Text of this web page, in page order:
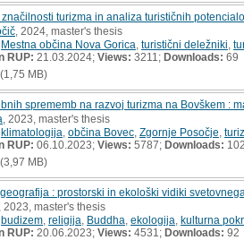
turizma in analiza turističnih
, 2024, master's thesis
Mestna občina Nova Gorica turistični deležniki
RUP: 21.03.2024; Views: 3211; Downloads: 69
MB)
sprememb na razvoj turizma na Bovškem :
, 2023, master's thesis
klimatologija občina Bovec Zgornje Posočje
RUP: 06.10.2023; Views: 5787; Downloads:
MB)
: prostorski in ekološki vidiki
, 2023, master's thesis
budizem religija Buddha ekologija kulturna
RUP: 20.06.2023; Views: 4531; Downloads: 92